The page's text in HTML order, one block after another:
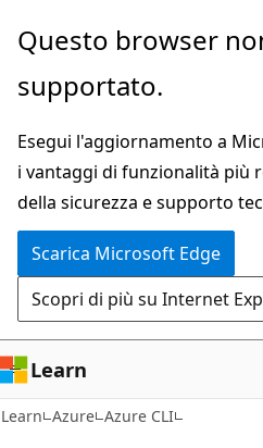
Ignora
passa
contenuto
principale
Questo browser
supportato.
Esegui l'aggiornamento a
i vantaggi di funzionalità più
della sicurezza e supporto
Scarica Microsoft Edge
Scopri di più su Internet
Learn
Learn Azure Azure CLI